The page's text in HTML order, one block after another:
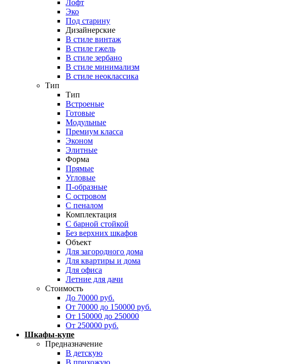
Лофт
Эко
Под старину
Дизайнерские
В стиле винтаж
В стиле гжель
В стиле зербано
В стиле минимализм
В стиле неоклассика
Тип
Тип
Встроеные
Готовые
Модульные
Премиум класса
Эконом
Элитные
Форма
Прямые
Угловые
П-образные
С островом
С пеналом
Комплектация
C барной стойкой
Без верхних шкафов
Объект
Для загородного дома
Для квартиры и дома
Для офиса
Летние для дачи
Стоимость
До 70000 руб.
От 70000 до 150000 руб.
От 150000 до 250000
От 250000 руб.
Шкафы-купе
Предназначение
В детскую
В прихожую